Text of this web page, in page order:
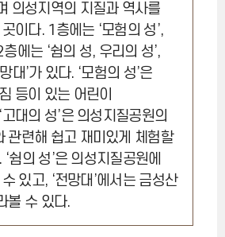
의성지역의 지질과 역사를
이다. 1층에는 ‘모험의 성’,
층에는 ‘쉼의 성, 우리의 성’,
대’가 있다. ‘모험의 성’은
등이 있는 어린이
대의 성’은 의성지질공원의
관련해 쉽고 재미있게 체험할
쉼의 성’은 의성지질공원에
있고, ‘전망대’에서는 금성산
볼 수 있다.